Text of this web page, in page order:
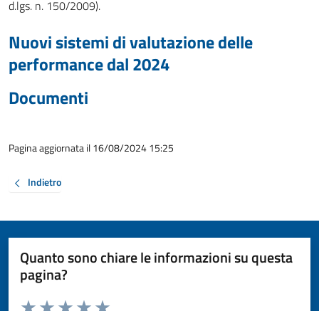
d.lgs. n. 150/2009).
Nuovi sistemi di valutazione delle
performance dal 2024
Documenti
Pagina aggiornata il 16/08/2024 15:25
Indietro
Quanto sono chiare le informazioni su questa
pagina?
Valuta da 1 a 5 stelle la pagina